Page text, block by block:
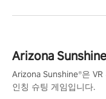
Arizona Sunshine
Arizona Sunshine®은
인칭 슈팅 게임입니다.